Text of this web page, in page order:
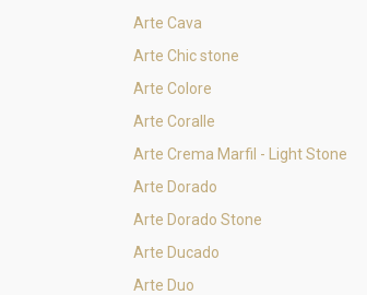
Arte Cava
Arte Chic stone
Arte Colore
Arte Coralle
Arte Crema Marfil - Light Stone
Arte Dorado
Arte Dorado Stone
Arte Ducado
Arte Duo